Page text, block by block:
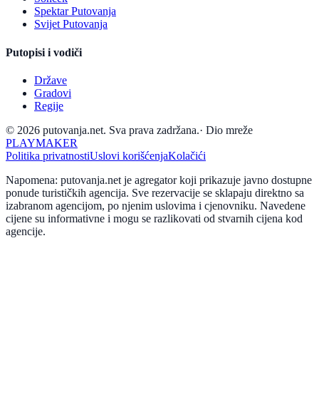
Spektar Putovanja
Svijet Putovanja
Putopisi i vodiči
Države
Gradovi
Regije
© 2026 putovanja.net. Sva prava zadržana.· Dio mreže
PLAYMAKER
Politika privatnostiUslovi korišćenjaKolačići
Napomena: putovanja.net je agregator koji prikazuje javno dostupne
ponude turističkih agencija. Sve rezervacije se sklapaju direktno sa
izabranom agencijom, po njenim uslovima i cjenovniku. Navedene
cijene su informativne i mogu se razlikovati od stvarnih cijena kod
agencije.